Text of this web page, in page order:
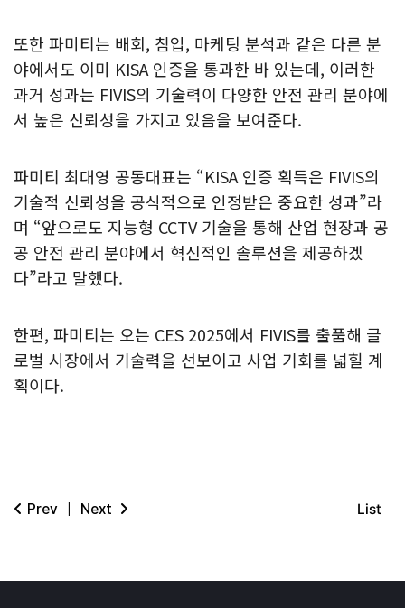
또한 파미티는 배회, 침입, 마케팅 분석과 같은 다른 분
야에서도 이미 KISA 인증을 통과한 바 있는데, 이러한
과거 성과는 FIVIS의 기술력이 다양한 안전 관리 분야에
서 높은 신뢰성을 가지고 있음을 보여준다.
파미티 최대영 공동대표는 “KISA 인증 획득은 FIVIS의
기술적 신뢰성을 공식적으로 인정받은 중요한 성과”라
며 “앞으로도 지능형 CCTV 기술을 통해 산업 현장과 공
공 안전 관리 분야에서 혁신적인 솔루션을 제공하겠
다”라고 말했다.
한편, 파미티는 오는 CES 2025에서 FIVIS를 출품해 글
로벌 시장에서 기술력을 선보이고 사업 기회를 넓힐 계
획이다.
Prev Next List